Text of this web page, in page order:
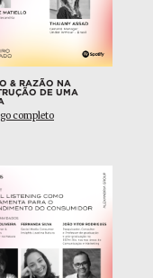
& RAZÃO NA
DE UMA
completo